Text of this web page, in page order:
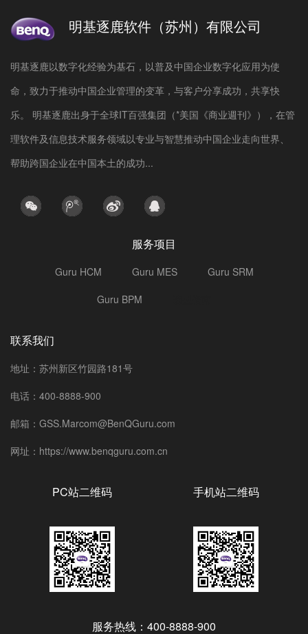
明基逐鹿软件（苏州）有限公司
明基逐鹿以数字化经验为基石，以普及中国企业数字化应用为使
命，致力于推动中国企业管理的变革，与客户分享成功，共享快
乐。 明基逐鹿出身于全球IT百强集团（*美国《商业週刊》），在管
理软件及信息技术服务领域以专业与智慧推动中国企业走向世界、
帮助跨国企业在中国本土的成功...
服务项目
Guru HCM Guru MES
Guru SRM
Guru BPM
联系我们
地址：苏州新区竹园路181号
电话：400-8888-900
邮箱：GSS.Marcom@BenQGuru.com
网址：https://www.benqguru.com.cn
PC站二维码 手机站二维码
服务热线：400-8888-900